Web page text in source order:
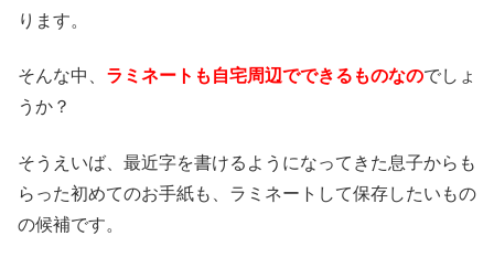
ります。
そんな中、 ラミネートも自宅周辺でできるものなのでしょ
うか？
そうえいば、最近字を書けるようになってきた息子からも
らった初めてのお手紙も、ラミネートして保存したいもの
の候補です。